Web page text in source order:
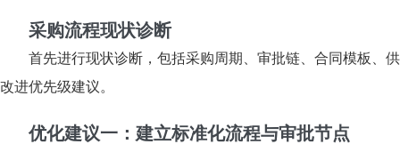
采购流程现状诊断
首先进行现状诊断，包括采购周期、审批链、合同模板、
改进优先级建议。
优化建议一：建立标准化流程与审批节点